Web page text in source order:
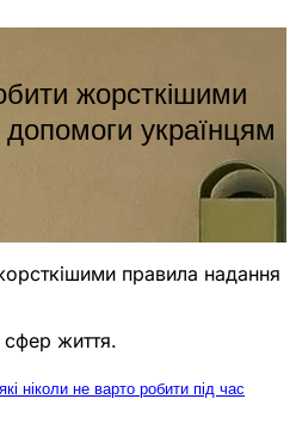
жорсткішими
українцям
правила надання
сфер життя.
ніколи не варто робити під час